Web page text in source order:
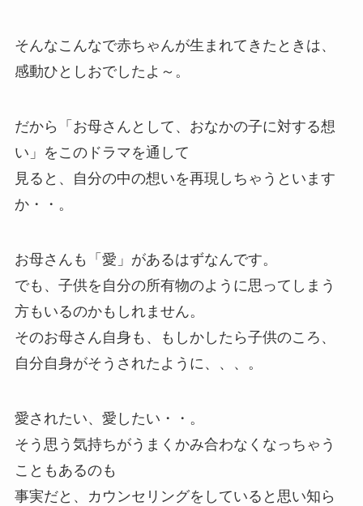
そんなこんなで赤ちゃんが生まれてきたときは、
感動ひとしおでしたよ～。
だから「お母さんとして、おなかの子に対する想
い」をこのドラマを通して
見ると、自分の中の想いを再現しちゃうといます
か・・。
お母さんも「愛」があるはずなんです。
でも、子供を自分の所有物のように思ってしまう
方もいるのかもしれません。
そのお母さん自身も、もしかしたら子供のころ、
自分自身がそうされたように、、、。
愛されたい、愛したい・・。
そう思う気持ちがうまくかみ合わなくなっちゃう
こともあるのも
事実だと、カウンセリングをしていると思い知ら